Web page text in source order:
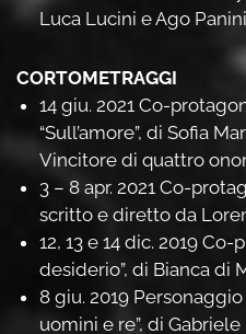
Luca Lucini e Ago
CORTOMETRAGGI
14 giu. 2021 Co-
“Sull’amore”, di Sofia
Vincitore di quattro
3 – 8 apr. 2021 Co-
scritto e diretto da
12, 13 e 14 dic. 2019
desiderio”, di Bianca di
8 giu. 2019
uomini e re”, di